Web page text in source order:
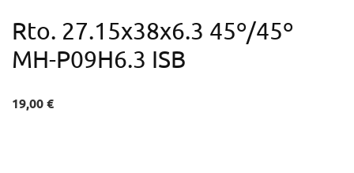
Rto. 27.15x38x6.3 45º/45º
MH-P09H6.3 ISB
19,00 €